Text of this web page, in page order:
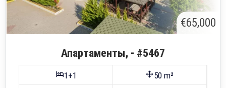
€65,000
Апартаменты, - #5467
1+1
50 m²